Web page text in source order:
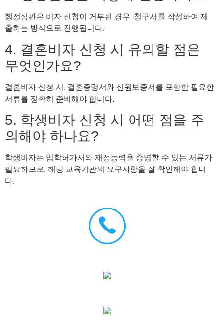
행정심판은 비자 신청이 거부된 경우, 청구서를 작성하여 제
출하는 방식으로 진행됩니다.
4. 결혼비자 신청 시 유의할 점은
무엇인가요?
결혼비자 신청 시, 결혼증명서와 신원보증서를 포함한 필요한
서류를 정확히 준비해야 합니다.
5. 학생비자 신청 시 어떤 점을 주
의해야 하나요?
학생비자는 입학허가서와 재정능력을 증명할 수 있는 서류가
필요하므로, 해당 교육기관의 요구사항을 잘 확인해야 합니
다.